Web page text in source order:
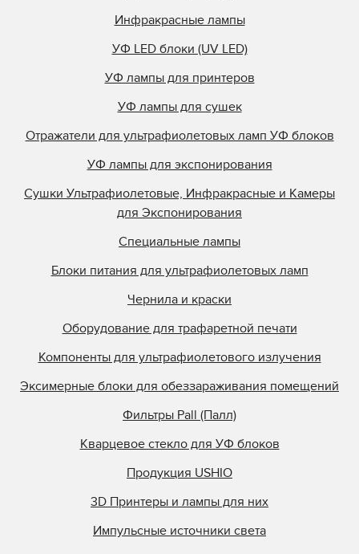
Инфракрасные лампы
УФ LED блоки (UV LED)
УФ лампы для принтеров
УФ лампы для сушек
Отражатели для ультрафиолетовых ламп УФ блоков
УФ лампы для экспонирования
Сушки Ультрафиолетовые, Инфракрасные и Камеры
для Экспонирования
Специальные лампы
Блоки питания для ультрафиолетовых ламп
Чернила и краски
Оборудование для трафаретной печати
Компоненты для ультрафиолетового излучения
Эксимерные блоки для обеззараживания помещений
Фильтры Pall (Палл)
Кварцевое стекло для УФ блоков
Продукция USHIO
3D Принтеры и лампы для них
Импульсные источники света